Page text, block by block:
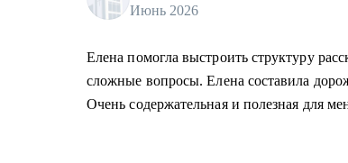
Июнь 2026
Елена помогла выстроить структуру
сложные вопросы. Елена составила
Очень содержательная и полезная для